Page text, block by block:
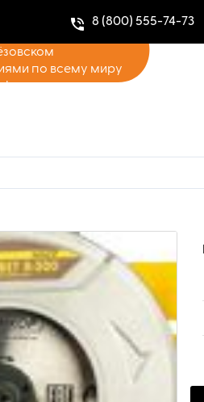
8 (800) 555-74-73
по всему миру